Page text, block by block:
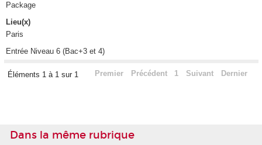
Package
Lieu(x)
Paris
Entrée Niveau 6 (Bac+3 et 4)
Éléments 1 à 1 sur 1 Premier Précédent 1 Suivant Dernier
Dans la même rubrique